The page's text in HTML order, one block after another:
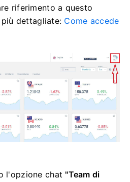
riferimento a questo
dettagliate: Come accede
l'opzione chat "Team di